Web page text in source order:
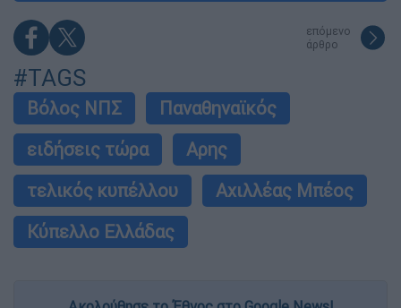
επόμενο
άρθρο
#TAGS
Βόλος ΝΠΣ
Παναθηναϊκός
ειδήσεις τώρα
Αρης
τελικός κυπέλλου
Αχιλλέας Μπέος
Κύπελλο Ελλάδας